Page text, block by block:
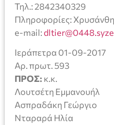
Τηλ.: 2842340329
Πληροφορίες:
e-mail:
Ιεράπετρα 01-09-2017
Αρ. πρωτ. 593
ΠΡΟΣ: κ.κ.
Λουτσέτη Εμμανουήλ
Ασπραδάκη Γεώργιο
Νταραρά Ηλία